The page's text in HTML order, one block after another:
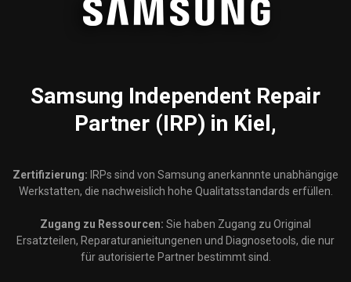
Samsung Independent Repair
Partner (IRP) in Kiel,
Zertifizierung: IRPs sind von Samsung anerkannnte unabhängige
Werkstatten, die nachweislich hohe Qualitatsstandards erfüllen.
Zugang zu Ressourcen: Sie haben Zugang zu Original
Ersatzteilen, Reparaturanieitungenen und Diagnosetools, die nur
für autorisierte Partner bestimmt sind.